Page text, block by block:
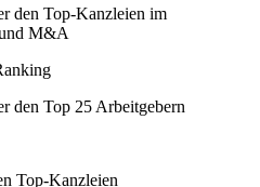
den Top-Kanzleien im
und M&A
den Top 25 Arbeitgebern
Top-Kanzleien